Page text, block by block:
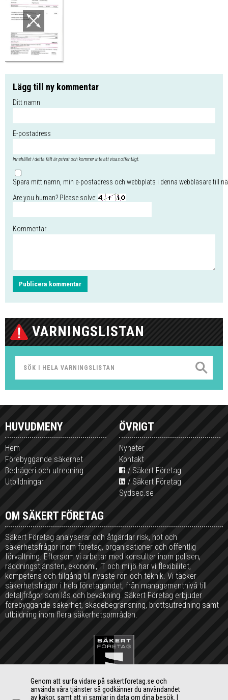
Lägg till ny kommentar
Ditt namn
E-postadress
Innehållet i detta fält är privat och kommer inte att visas offentligt.
Spara mitt namn, min e-postadress och webbplats i denna webbläsare till
Are you human? Please solve:
Kommentar
VARNINGSLISTAN
HUVUDMENY
Hem
Förebyggande säkerhet
Bedrägeri och utredning
Utbildningar
ÖVRIGT
Nyheter
Kontakt
Säkert Företag
Säkert Företag
Sydsec.se
OM SÄKERT FÖRETAG
Säkert Företag analyserar och åtgärdar risk, hot och
säkerhetsfrågor inom företag, organisationer och offentlig
förvaltning. Eftersom vi arbetar med konsulter inom polisen,
räddningstjänsten, ekonomi, IT och miljö har vi flexibilitet,
kompetens och tillgång till nyaste rön och teknik. Vi täcker
säkerhetsfrågor i hela företagandet, från managementnivå till
detaljfrågor som lås och bevakning. Säkert Företag erbjuder
förebyggande säkerhet, skadebegränsning, brottsutredning samt
utbildning inom flera säkerhetsområden.
Olsgårdsgatan 13 C, 215 79 Malmö
Genom att surfa vidare på sakertforetag.se och
använda våra tjänster så godkänner du användandet
av kakor, samt att vi samlar in data om dina besök. I